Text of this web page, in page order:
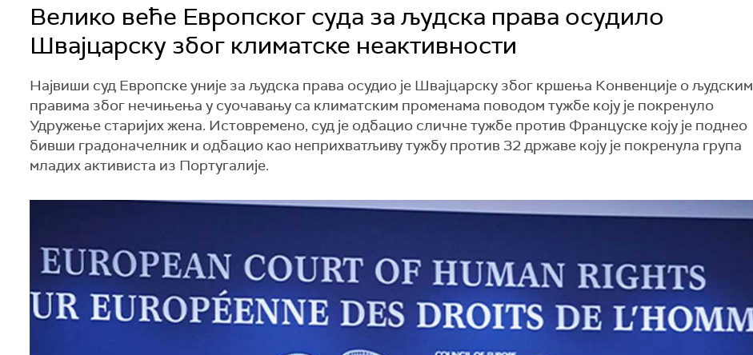
Велико веће Европског суда за људска права осудило
Швајцарску због климатске неактивности
Највиши суд Европске уније за људска права осудио је Швајцарску због кршења Конвенције о људским
правима због нечињења у суочавању са климатским променама поводом тужбе коју је покренуло
Удружење старијих жена. Истовремено, суд је одбацио сличне тужбе против Француске коју је поднео
бивши градоначелник и одбацио као неприхватљиву тужбу против 32 државе коју је покренула група
младих активиста из Португалије.